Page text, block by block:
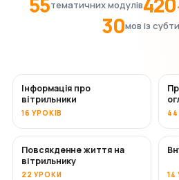
тематичних модулів
30мов із
Інформація про
вітрильники
16 УРОКІВ
Повсякденне життя на
вітрильнику
22 УРОКИ 14